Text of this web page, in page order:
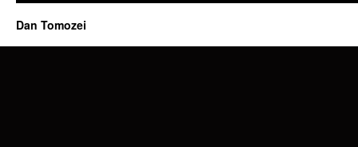
Dan Tomozei